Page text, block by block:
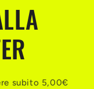
subito 5,00€